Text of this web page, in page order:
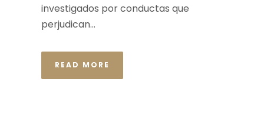
investigados por conductas que
perjudican...
READ MORE